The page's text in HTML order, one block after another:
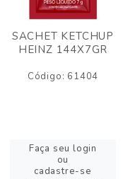
SACHET KETCHUP
HEINZ 144X7GR
Código: 61404
Faça seu login
ou
cadastre-se